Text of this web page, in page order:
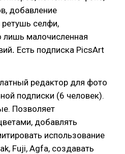
добавление
селфи,
лишь малочисленная
. Есть подписка PicsArt
редактор для фото
подписки (6 человек).
Позволяет
добавлять
использование
Fuji, Agfa, создавать